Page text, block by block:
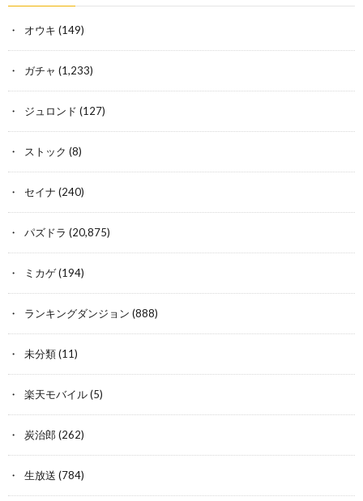
オウキ (149)
ガチャ (1,233)
ジュロンド (127)
ストック (8)
セイナ (240)
パズドラ (20,875)
ミカゲ(194)
ランキングダンジョン (888)
未分類(11)
楽天モバイル(5)
炭治郎 (262)
生放送 (784)